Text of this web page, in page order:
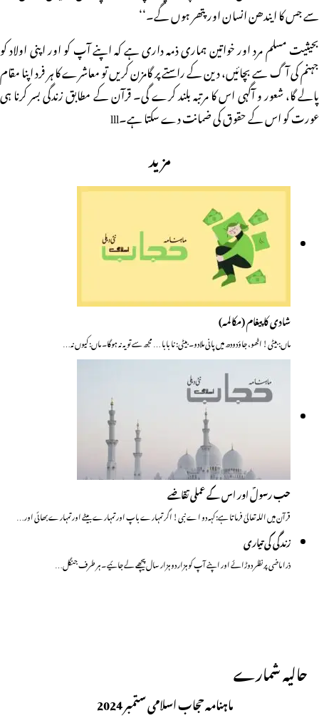
سے جس کا ایندھن انسان اور پتھر ہوں گے۔‘‘
بحیثیت مسلم مرد اور خواتین ہماری ذمہ داری ہے کہ اپنے آپ کو اور اپنی اولاد کو
جہنم کی آگ سے بچائیں، دین کے راستے پر گامزن کریں تو معاشرے کا ہر فرد اپنا مقام
پالے گا، شعور و آگہی اس کا مرتبہ بلند کرے گی۔ قرآن کے مطابق زندگی بسر کرنا ہی
عورت کو اس کے حقوق کی ضمانت دے سکتا ہے۔lll
مزید
شادی کا پیغام (مکالمہ)
ماں: بیٹی! اٹھو، جاؤدودھ میں پانی ملادو۔ بیٹی: نا بابا … مجھ سے تو یہ نہ ہوگا۔ ماں: کیوں نہ…
حب رسولؐ اور اس کے عملی تقاضے
قرآن میں اللہ تعالیٰ فرماتا ہے: کہہ دو اے نبی! اگر تمہارے باپ اور تمہارے بیٹے اور تمہارے بھائی اور…
زندگی کی تیاری
ذرا ماضی پر نظر دوڑائے اور اپنے آپ کو ہزار دو ہزار سال پیچھے لے جائیے ۔ ہر طرف جنگل…
حالیہ شمارے
ماہنامہ حجاب اسلامی ستمبر 2024